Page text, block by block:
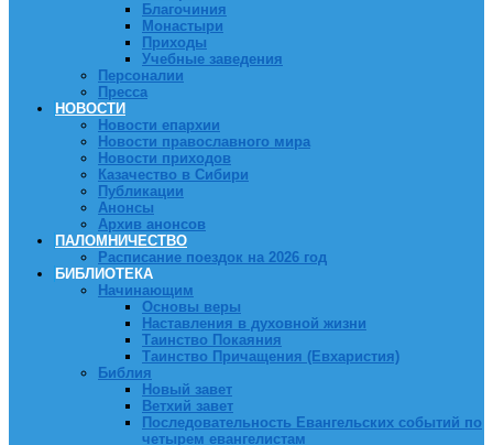
Благочиния
Монастыри
Приходы
Учебные заведения
Персоналии
Пресса
НОВОСТИ
Новости епархии
Новости православного мира
Новости приходов
Казачество в Сибири
Публикации
Анонсы
Архив анонсов
ПАЛОМНИЧЕСТВО
Расписание поездок на 2026 год
БИБЛИОТЕКА
Начинающим
Основы веры
Наставления в духовной жизни
Таинство Покаяния
Таинство Причащения (Евхаристия)
Библия
Новый завет
Ветхий завет
Последовательность Евангельских событий по
четырем евангелистам